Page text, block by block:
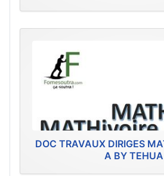
DOC TRAVAUX DIRIGES
A BY TEHUA